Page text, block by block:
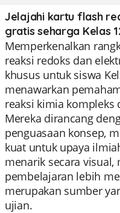
Jelajahi kartu flash
gratis seharga Kelas
Memperkenalkan
reaksi redoks dan
khusus untuk siswa
menawarkan
reaksi kimia
Mereka dirancang
penguasaan konsep,
kuat untuk upaya
menarik secara visual,
pembelajaran lebih
merupakan sumber
ujian.